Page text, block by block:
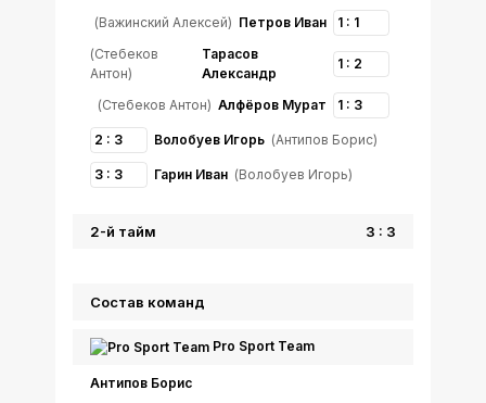
1 : 1
Петров Иван
(Важинский Алексей)
1 : 2
Тарасов
Александр
(Стебеков
Антон)
1 : 3
Алфёров Мурат
(Стебеков Антон)
2 : 3 Волобуев Игорь (Антипов Борис)
3 : 3 Гарин Иван (Волобуев Игорь)
2-й тайм 3 : 3
Состав команд
Pro Sport Team
Антипов Борис